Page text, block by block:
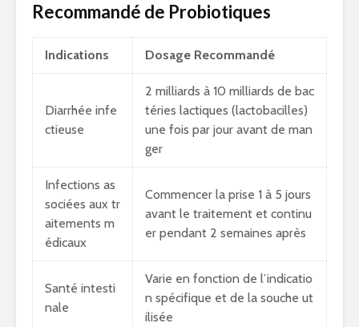
Recommandé de Probiotiques
Indications Dosage Recommandé
Diarrhée infe
ctieuse
2 milliards à 10 milliards de bac
téries lactiques (lactobacilles)
une fois par jour avant de man
ger
Infections as
sociées aux tr
aitements m
édicaux
Commencer la prise 1 à 5 jours
avant le traitement et continu
er pendant 2 semaines après
Santé intesti
nale
Varie en fonction de l’indicatio
n spécifique et de la souche ut
ilisée